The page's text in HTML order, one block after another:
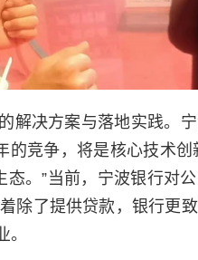
解决方案与落地实践。
竞争，将是核心技术创
。”当前，宁波银行对
除了提供贷款，银行更